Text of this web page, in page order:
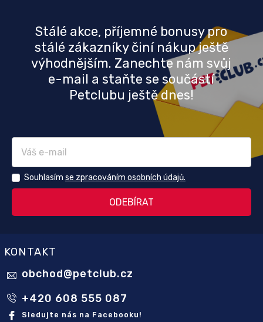
Stálé akce, příjemné bonusy pro
stálé zákazníky činí nákup ještě
výhodnějším. Zanechte nám svůj
e-mail a staňte se součástí
Petclubu ještě dnes!
Souhlasím se zpracováním osobních údajů.
KONTAKT
obchod@petclub.cz
+420 608 555 087
Sledujte nás na Facebooku!